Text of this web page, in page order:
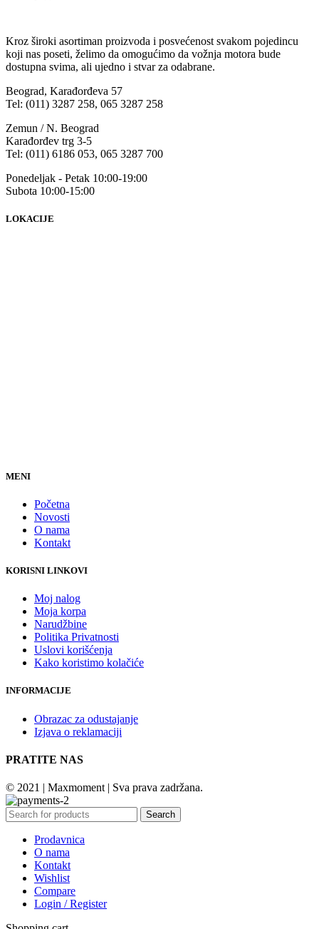
Kroz široki asortiman proizvoda i posvećenost svakom pojedincu
koji nas poseti, želimo da omogućimo da vožnja motora bude
dostupna svima, ali ujedno i stvar za odabrane.
Beograd, Karađorđeva 57
Tel: (011) 3287 258, 065 3287 258
Zemun / N. Beograd
Karađorđev trg 3-5
Tel: (011) 6186 053, 065 3287 700
Ponedeljak - Petak 10:00-19:00
Subota 10:00-15:00
LOKACIJE
MENI
Početna
Novosti
O nama
Kontakt
KORISNI LINKOVI
Moj nalog
Moja korpa
Narudžbine
Politika Privatnosti
Uslovi korišćenja
Kako koristimo kolačiće
INFORMACIJE
Obrazac za odustajanje
Izjava o reklamaciji
PRATITE NAS
© 2021 | Maxmoment | Sva prava zadržana.
Search
Prodavnica
O nama
Kontakt
Wishlist
Compare
Login / Register